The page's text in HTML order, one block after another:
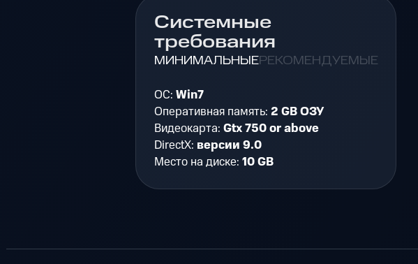
Системные
требования
МИНИМАЛЬНЫЕРЕКОМЕНДУЕМЫЕ
ОС: Win7
Оперативная память: 2 GB ОЗУ
Видеокарта: Gtx 750 or above
DirectX: версии 9.0
Место на диске: 10 GB